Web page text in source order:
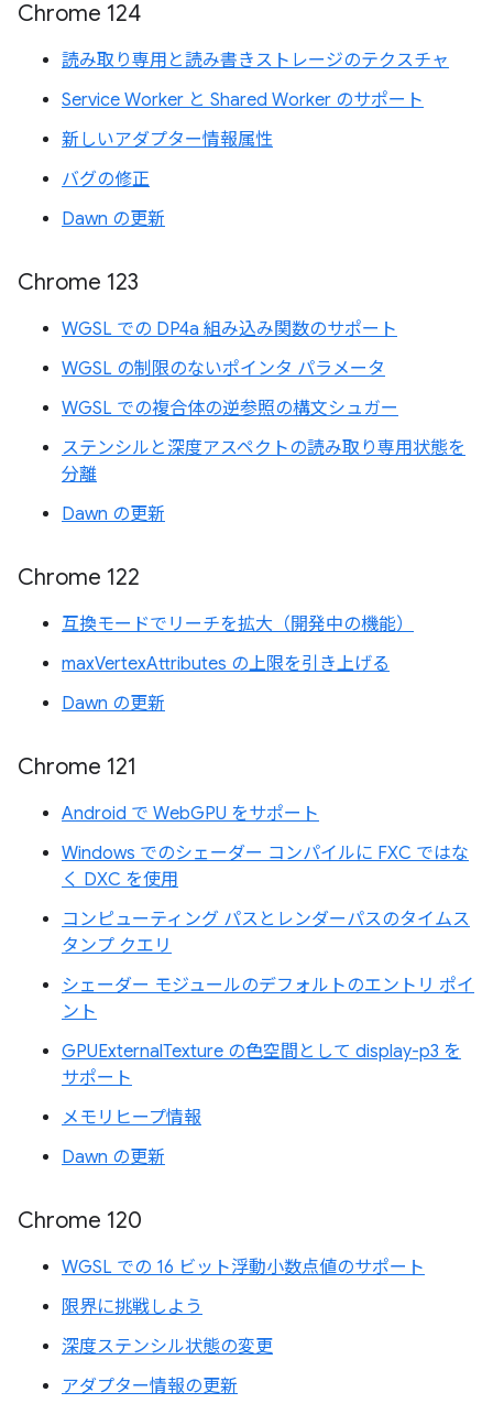
Chrome 124
読み取り専用と読み書きストレージのテクスチャ
Service Worker と Shared Worker のサポート
新しいアダプター情報属性
バグの修正
Dawn の更新
Chrome 123
WGSL での DP4a 組み込み関数のサポート
WGSL の制限のないポインタ パラメータ
WGSL での複合体の逆参照の構文シュガー
ステンシルと深度アスペクトの読み取り専用状態を
分離
Dawn の更新
Chrome 122
互換モードでリーチを拡大（開発中の機能）
maxVertexAttributes の上限を引き上げる
Dawn の更新
Chrome 121
Android で WebGPU をサポート
Windows でのシェーダー コンパイルに FXC ではな
く DXC を使用
コンピューティング パスとレンダーパスのタイムス
タンプ クエリ
シェーダー モジュールのデフォルトのエントリ ポイ
ント
GPUExternalTexture の色空間として display-p3 を
サポート
メモリヒープ情報
Dawn の更新
Chrome 120
WGSL での 16 ビット浮動小数点値のサポート
限界に挑戦しよう
深度ステンシル状態の変更
アダプター情報の更新